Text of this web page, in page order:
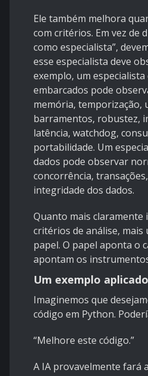
Ele também melhora
com critérios. Em vez de
como especialista”,
esse especialista deve
exemplo, um especialista
embarcados pode
memória, temporização,
barramentos, robustez,
latência, watchdog,
portabilidade. Um
dados pode observar
concorrência,
integridade dos dados.
Quanto mais claramente
critérios de análise, mais
papel. O papel aponta o
apontam os
Um exemplo
Imaginemos que
código em Python.
“Melhore este código.”
A IA provavelmente fará